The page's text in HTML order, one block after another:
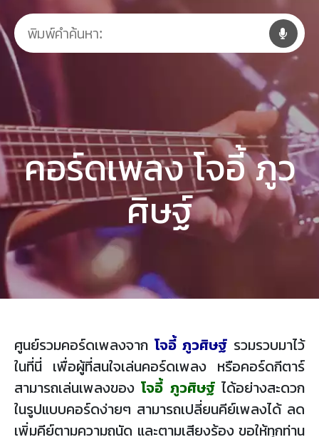
คอร์ดเพลง โจอี้ ภูว
ศิษฐ์
ศูนย์รวมคอร์ดเพลงจาก โจอี้ ภูวศิษฐ์ รวมรวบมาไว้
ในที่นี่ เพื่อผู้ที่สนใจเล่นคอร์ดเพลง หรือคอร์ดกีตาร์
สามารถเล่นเพลงของโจอี้ ภูวศิษฐ์ได้อย่างสะดวก
ในรูปแบบคอร์ดง่ายๆ สามารถเปลี่ยนคีย์เพลงได้ ลด
เพิ่มคีย์ตามความถนัด และตามเสียงร้อง ขอให้ทุกท่าน